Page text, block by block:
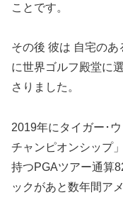
ことです。
その後 彼は 自宅の
に世界ゴルフ殿堂に
さりました。
2019年にタイガー･
チャンピオンシップ
持つPGAツアー通算
ックがあと数年間ア